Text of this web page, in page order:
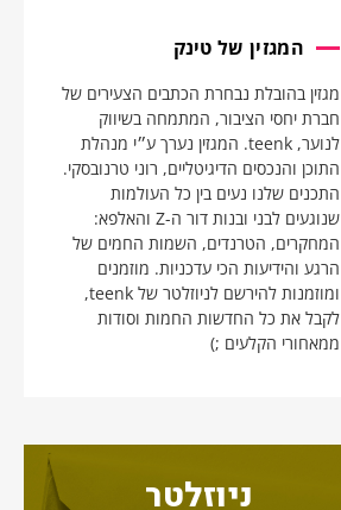
המגזין של טינק
מגזין בהובלת נבחרת הכתבים הצעירים של
חברת יחסי הציבור, המתמחה בשיווק
לנוער, teenk. המגזין נערך ע״י מנהלת
התוכן והנכסים הדיגיטליים, רוני טרנובסקי.
התכנים שלנו נעים בין כל העולמות
שנוגעים לבני ובנות דור ה-Z והאלפא:
המחקרים, הטרנדים, השמות החמים של
הרגע והידיעות הכי עדכניות. מוזמנים
ומוזמנות להירשם לניוזלטר של teenk,
לקבל את כל החדשות החמות וסודות
ממאחורי הקלעים ;)
ניוזלטר